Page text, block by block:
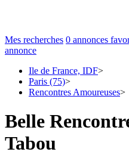
Mes recherches 0 annonces
annonce
Ile de France, IDF>
Paris (75)>
Rencontres Amoureuses>
Belle
Tabou